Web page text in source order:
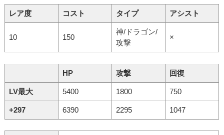
レア度 コスト タイプ アシスト
10 150
神/ドラゴン/
攻撃
×
HP 攻撃 回復
LV最大 5400 1800 750
+297 6390 2295 1047